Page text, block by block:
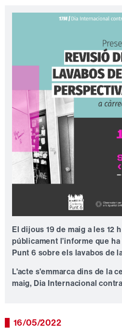
El dijous 19 de maig a les 12
públicament l’informe que
Punt 6 sobre els lavabos de
L'acte s'emmarca dins de la
maig, Dia Internacional
16/05/2022